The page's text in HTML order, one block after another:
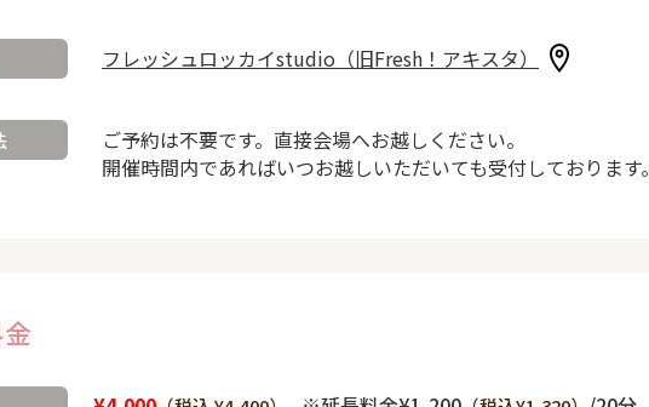
フレッシュロッカイstudio（旧Fresh！アキスタ）
ご予約は不要です。直接会場へお越しください。
開催時間内であればいつお越しいただいても受付しております。